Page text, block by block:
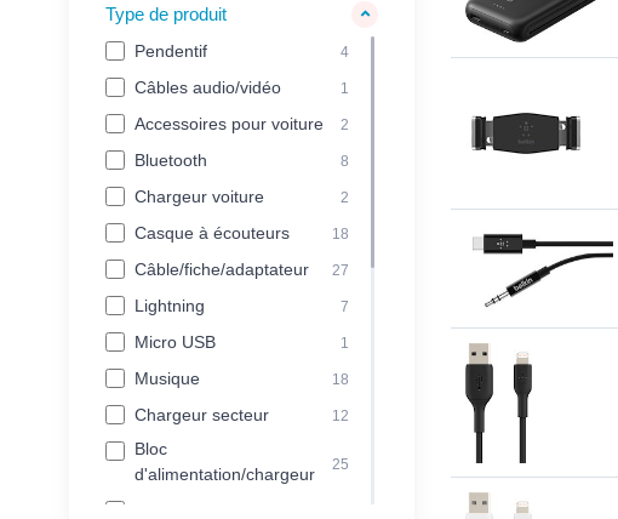
Type de produit
Pendentif 4
Câbles audio/vidéo 1
Accessoires pour voiture 2
Bluetooth 8
Chargeur voiture 2
Casque à écouteurs 18
Câble/fiche/adaptateur 27
Lightning 7
Micro USB 1
Musique 18
Chargeur secteur 12
Bloc
d'alimentation/chargeur
25